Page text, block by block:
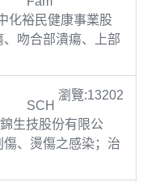
化裕民健康事業股
吻合部潰瘍、上部
瀏覽:13202
SCH
生技股份有限公
、燙傷之感染；治